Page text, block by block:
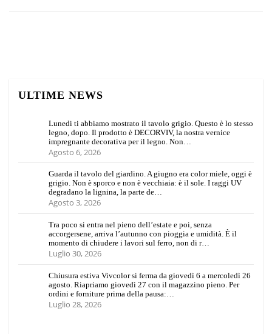
ULTIME NEWS
Lunedi ti abbiamo mostrato il tavolo grigio. Questo è lo stesso
legno, dopo. Il prodotto è DECORVIV, la nostra vernice
impregnante decorativa per il legno. Non…
Agosto 6, 2026
Guarda il tavolo del giardino. A giugno era color miele, oggi è
grigio. Non è sporco e non è vecchiaia: è il sole. I raggi UV
degradano la lignina, la parte de…
Agosto 3, 2026
Tra poco si entra nel pieno dell’estate e poi, senza
accorgersene, arriva l’autunno con pioggia e umidità. È il
momento di chiudere i lavori sul ferro, non di r…
Luglio 30, 2026
Chiusura estiva Vivcolor si ferma da giovedì 6 a mercoledì 26
agosto. Riapriamo giovedì 27 con il magazzino pieno. Per
ordini e forniture prima della pausa:…
Luglio 28, 2026